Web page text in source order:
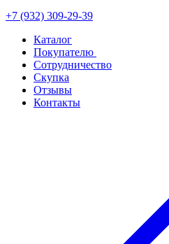
+7 (932) 309-29-39
Каталог
Покупателю
Сотрудничество
Скупка
Отзывы
Контакты